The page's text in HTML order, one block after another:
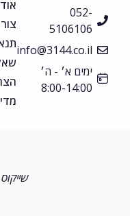
052-
5106106
info@3144.co.il
ימים א׳ - ה׳
8:00-14:00
צור קשר
תנאי
שאלות
הצהרת
מדיניות
שייקוס |